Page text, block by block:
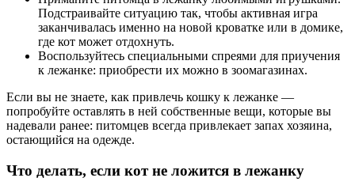
Подстраивайте ситуацию так, чтобы активная игра
заканчивалась именно на новой кроватке или в домике,
где кот может отдохнуть.
Воспользуйтесь специальными спреями для приучения
к лежанке: приобрести их можно в зоомагазинах.
Если вы не знаете, как привлечь кошку к лежанке —
попробуйте оставлять в ней собственные вещи, которые вы
надевали ранее: питомцев всегда привлекает запах хозяина,
остающийся на одежде.
Что делать, если кот не ложится в лежанку